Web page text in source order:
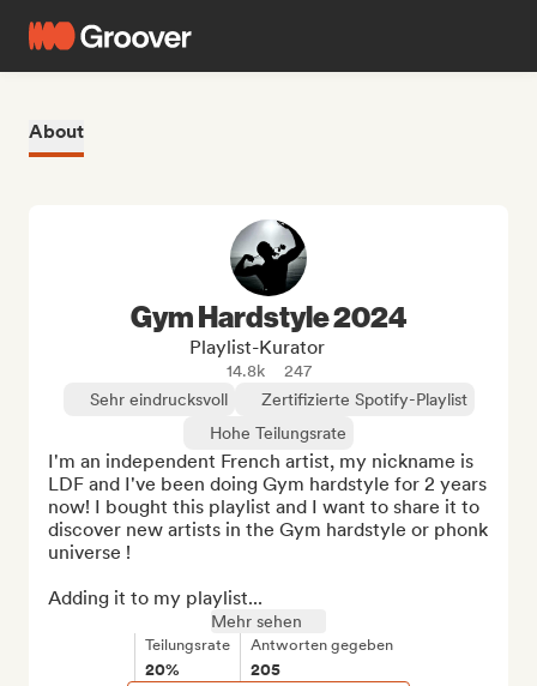
About
Gym Hardstyle 2024
Playlist-Kurator
14.8k
247
Sehr eindrucksvoll
Zertifizierte Spotify-Playlist
Hohe Teilungsrate
I'm an independent French artist, my nickname is
LDF and I've been doing Gym hardstyle for 2 years
now! I bought this playlist and I want to share it to
discover new artists in the Gym hardstyle or phonk
universe !
Adding it to my playlist...
Mehr sehen
Teilungsrate
20%
Antworten gegeben
205